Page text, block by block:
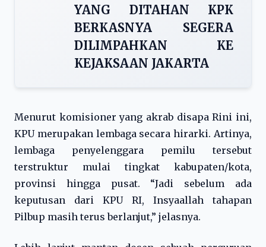
YANG DITAHAN KPK
BERKASNYA SEGERA
DILIMPAHKAN KE
KEJAKSAAN JAKARTA
Menurut komisioner yang akrab disapa Rini ini,
KPU merupakan lembaga secara hirarki. Artinya,
lembaga penyelenggara pemilu tersebut
terstruktur mulai tingkat kabupaten/kota,
provinsi hingga pusat. “Jadi sebelum ada
keputusan dari KPU RI, Insyaallah tahapan
Pilbup masih terus berlanjut,” jelasnya.